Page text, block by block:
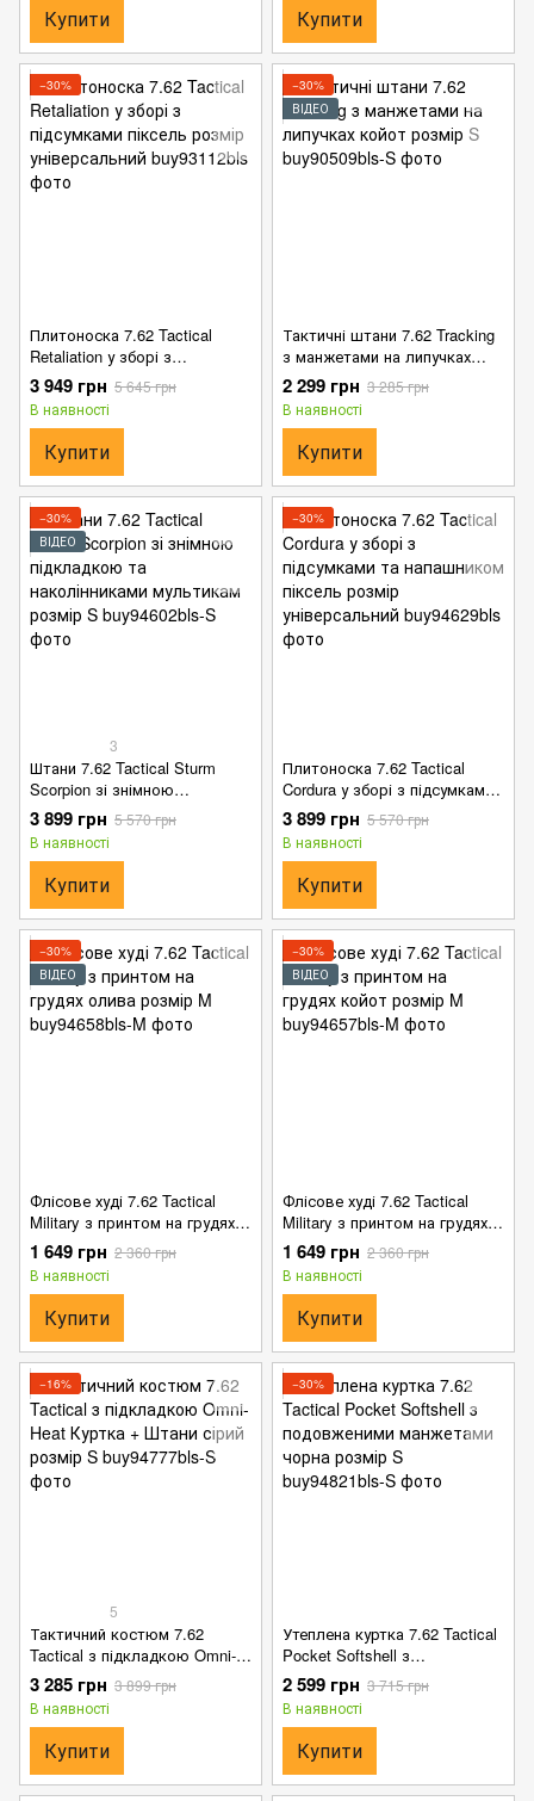
Купити Купити
−30%
Плитоноска 7.62 Tactical
Retaliation у зборі з
підсумками піксель розмір
універсальний
3 949 грн 5 645 грн
В наявності
Купити
−30%
ВІДЕО
Тактичні штани 7.62 Tracking
з манжетами на липучках
койот розмір S
2 299 грн 3 285 грн
В наявності
Купити
−30%
ВІДЕО
3
Штани 7.62 Tactical Sturm
Scorpion зі знімною
підкладкою та
наколінниками мультикам
розмір S
3 899 грн 5 570 грн
В наявності
Купити
−30%
Плитоноска 7.62 Tactical
Cordura у зборі з підсумками
та напашником піксель
розмір універсальний
3 899 грн 5 570 грн
В наявності
Купити
−30%
ВІДЕО
Флісове худі 7.62 Tactical
Military з принтом на грудях
олива розмір M
1 649 грн 2 360 грн
В наявності
Купити
−30%
ВІДЕО
Флісове худі 7.62 Tactical
Military з принтом на грудях
койот розмір M
1 649 грн 2 360 грн
В наявності
Купити
−16%
5
Тактичний костюм 7.62
Tactical з підкладкою Omni-
Heat Куртка + Штани сірий
розмір S
3 285 грн 3 899 грн
В наявності
Купити
−30%
Утеплена куртка 7.62 Tactical
Pocket Softshell з
подовженими манжетами
чорна розмір S
2 599 грн 3 715 грн
В наявності
Купити